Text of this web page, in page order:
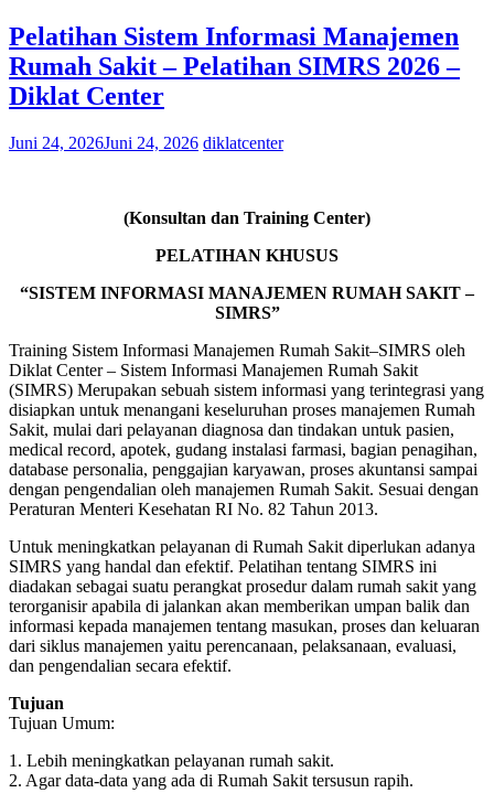
Pelatihan Sistem Informasi Manajemen
Rumah Sakit – Pelatihan SIMRS 2026 –
Diklat Center
Juni 24, 2026Juni 24, 2026 diklatcenter
(Konsultan dan Training Center)
PELATIHAN KHUSUS
“SISTEM INFORMASI MANAJEMEN RUMAH SAKIT –
SIMRS”
Training Sistem Informasi Manajemen Rumah Sakit–SIMRS oleh
Diklat Center – Sistem Informasi Manajemen Rumah Sakit
(SIMRS) Merupakan sebuah sistem informasi yang terintegrasi yang
disiapkan untuk menangani keseluruhan proses manajemen Rumah
Sakit, mulai dari pelayanan diagnosa dan tindakan untuk pasien,
medical record, apotek, gudang instalasi farmasi, bagian penagihan,
database personalia, penggajian karyawan, proses akuntansi sampai
dengan pengendalian oleh manajemen Rumah Sakit. Sesuai dengan
Peraturan Menteri Kesehatan RI No. 82 Tahun 2013.
Untuk meningkatkan pelayanan di Rumah Sakit diperlukan adanya
SIMRS yang handal dan efektif. Pelatihan tentang SIMRS ini
diadakan sebagai suatu perangkat prosedur dalam rumah sakit yang
terorganisir apabila di jalankan akan memberikan umpan balik dan
informasi kepada manajemen tentang masukan, proses dan keluaran
dari siklus manajemen yaitu perencanaan, pelaksanaan, evaluasi,
dan pengendalian secara efektif.
Tujuan
Tujuan Umum:
1. Lebih meningkatkan pelayanan rumah sakit.
2. Agar data-data yang ada di Rumah Sakit tersusun rapih.